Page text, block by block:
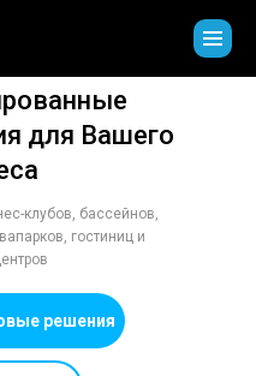
для Вашего
клубов, бассейнов,
гостиниц и
решения